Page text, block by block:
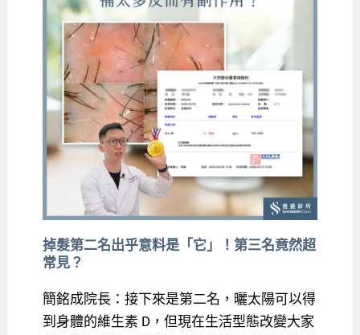
掉髮第二名出乎意料是「它」！第三名竟然超
常見？
簡銘成院長：接下來是第二名，曬太陽可以得
到身體的維生素 D，但現在生活型態改變大家